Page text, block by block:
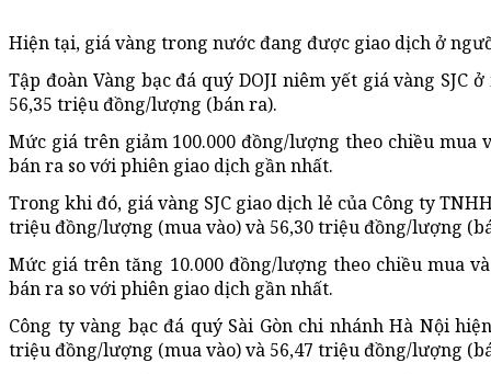
Hiện tại, giá vàng trong nước đang được giao dịch ở
Tập đoàn Vàng bạc đá quý DOJI niêm yết giá vàng SJC
56,35 triệu đồng/lượng (bán ra).
Mức giá trên giảm 100.000 đồng/lượng theo chiều mua
bán ra so với phiên giao dịch gần nhất.
Trong khi đó, giá vàng SJC giao dịch lẻ của Công ty
triệu đồng/lượng (mua vào) và 56,30 triệu đồng/lượng
Mức giá trên tăng 10.000 đồng/lượng theo chiều mua
bán ra so với phiên giao dịch gần nhất.
Công ty vàng bạc đá quý Sài Gòn chi nhánh Hà Nội
triệu đồng/lượng (mua vào) và 56,47 triệu đồng/lượng